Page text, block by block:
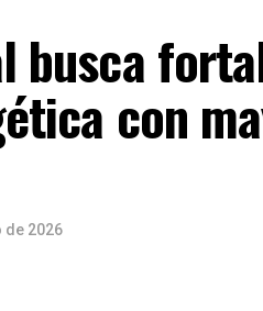
provocado la depuración
el volumen de líneas, las
impulsado por
reportan
paulatina de los
móviles, lo que
de la cantidad masiva.
busca
con
de 2026